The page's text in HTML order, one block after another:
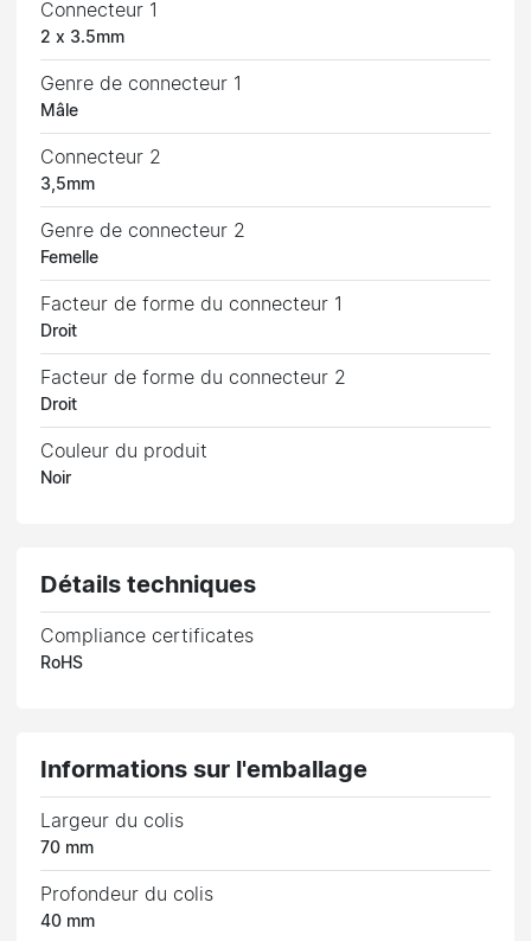
Connecteur 1
2 x 3.5mm
Genre de connecteur 1
Mâle
Connecteur 2
3,5mm
Genre de connecteur 2
Femelle
Facteur de forme du connecteur 1
Droit
Facteur de forme du connecteur 2
Droit
Couleur du produit
Noir
Détails techniques
Compliance certificates
RoHS
Informations sur l'emballage
Largeur du colis
70 mm
Profondeur du colis
40 mm